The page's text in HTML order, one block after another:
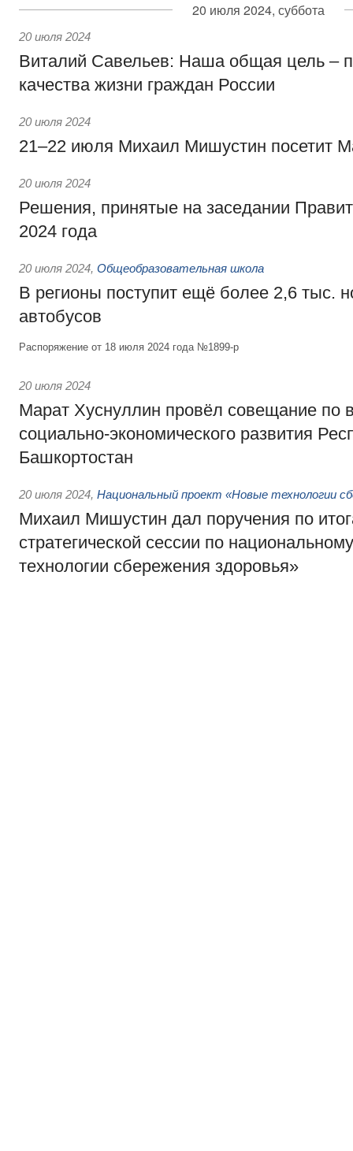
20 июля 2024, суббота
20 июля 2024
Виталий Савельев: Наша общая цель –
качества жизни граждан России
20 июля 2024
21–22 июля Михаил Мишустин посетит
20 июля 2024
Решения, принятые на заседании
2024 года
20 июля 2024, Общеобразовательная школа
В регионы поступит ещё более 2,6 тыс.
автобусов
Распоряжение от 18 июля 2024 года №1899-р
20 июля 2024
Марат Хуснуллин провёл совещание по
социально-экономического развития
Башкортостан
20 июля 2024, Национальный проект «Новые технологии
Михаил Мишустин дал поручения по
стратегической сессии по
технологии сбережения здоровья»